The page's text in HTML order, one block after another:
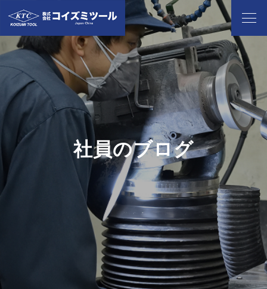
社員のブログ